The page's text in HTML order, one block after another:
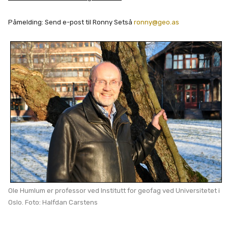
Påmelding: Send e-post til Ronny Setså ronny@geo.as
Ole Humlum er professor ved Institutt for geofag ved Universitetet i
Oslo. Foto: Halfdan Carstens